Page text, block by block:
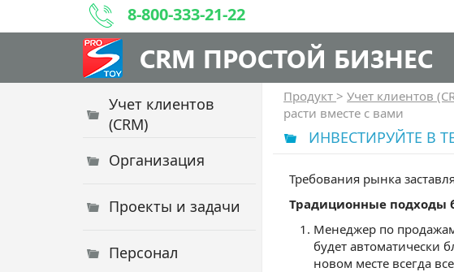
8-800-333-21-22
CRM ПРОСТОЙ БИЗНЕС
Учет клиентов
(CRM)
Организация
Проекты и задачи
Персонал
Продукт > Учет клиентов
расти вместе с вами
ИНВЕСТИРУЙТЕ В
Требования рынка
Традиционные подходы
Менеджер по
будет автоматически
новом месте всегда